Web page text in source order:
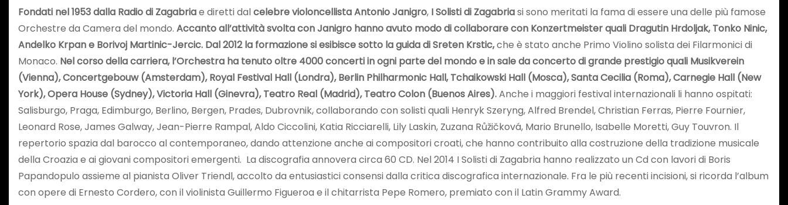
Fondati nel 1953 dalla Radio di Zagabriae diretti dalcelebre violoncellista Antonio Janigro, I Solisti di Zagabriasi sono meritati la fama di essere una delle più famose
Orchestre da Camera del mondo. Accanto all’attività svolta con Janigro hanno avuto modo di collaborare con Konzertmeister quali Dragutin Hrdoljak, Tonko Ninic,
Andelko Krpan e Borivoj Martinic-Jercic. Dal 2012 la formazione si esibisce sotto la guida di Sreten Krstic,che è stato anche Primo Violino solista dei Filarmonici di
Monaco. Nel corso della carriera, l’Orchestra ha tenuto oltre 4000 concerti in ogni parte del mondo e in sale da concerto di grande prestigio quali Musikverein
(Vienna), Concertgebouw (Amsterdam), Royal Festival Hall (Londra), Berlin Philharmonic Hall, Tchaikowski Hall (Mosca), Santa Cecilia (Roma), Carnegie Hall (New
York), Opera House (Sydney), Victoria Hall (Ginevra), Teatro Real (Madrid), Teatro Colon (Buenos Aires).Anche i maggiori festival internazionali li hanno ospitati:
Salisburgo, Praga, Edimburgo, Berlino, Bergen, Prades, Dubrovnik, collaborando con solisti quali Henryk Szeryng, Alfred Brendel, Christian Ferras, Pierre Fournier,
Leonard Rose, James Galway, Jean-Pierre Rampal, Aldo Ciccolini, Katia Ricciarelli, Lily Laskin, Zuzana Růžičková, Mario Brunello, Isabelle Moretti, Guy Touvron. Il
repertorio spazia dal barocco al contemporaneo, dando attenzione anche ai compositori croati, che hanno contribuito alla costruzione della tradizione musicale
della Croazia e ai giovani compositori emergenti. La discografia annovera circa 60 CD. Nel 2014 I Solisti di Zagabria hanno realizzato un Cd con lavori di Boris
Papandopulo assieme al pianista Oliver Triendl, accolto da entusiastici consensi dalla critica discografica internazionale. Fra le più recenti incisioni, si ricorda l’album
con opere di Ernesto Cordero, con il violinista Guillermo Figueroa e il chitarrista Pepe Romero, premiato con il Latin Grammy Award.